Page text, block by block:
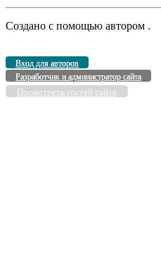
Создано с помощью автором .
Вход для авторов
Разработчик и администратор сайта
Посмотреть гостей сайта